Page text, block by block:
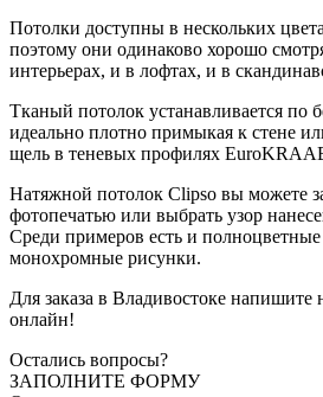
Потолки доступны в нескольких
поэтому они одинаково хорошо
интерьерах, и в лофтах, и в
Тканый потолок устанавливается по
идеально плотно примыкая к стене
щель в теневых профилях
Натяжной потолок Clipso вы можете
фотопечатью или выбрать узор
Среди примеров есть и
монохромные рисунки.
Для заказа в Владивостоке
онлайн!
Остались вопросы?
ЗАПОЛНИТЕ ФОРМУ